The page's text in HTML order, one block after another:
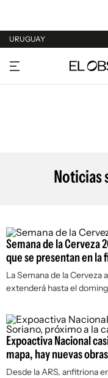
URUGUAY
URUGUAY
ARGENTINA
Noticias
Semana de la Cerveza
que se presentan en la
La Semana de la Cerveza
extenderá hasta el
Expoactiva Nacional
mapa, hay nuevas
Desde la ARS, anfitriona